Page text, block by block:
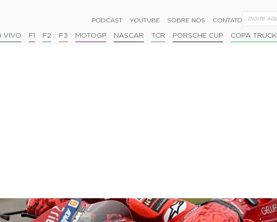
PODCAST YOUTUBE SOBRE NÓS CONTATO
VIVO F1 F2 F3 MOTOGP NASCAR TCR PORSCHE CUP COPA TRUCK